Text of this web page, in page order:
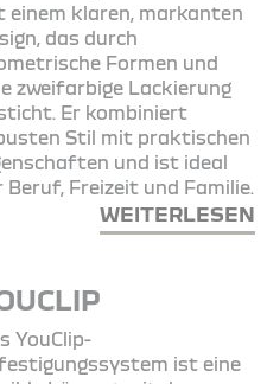
einem klaren, markanten
das durch
Formen und
zweifarbige Lackierung
Er kombiniert
Stil mit praktischen
und ist ideal
Beruf, Freizeit und Familie.
WEITERLESEN
YouClip-
ist eine